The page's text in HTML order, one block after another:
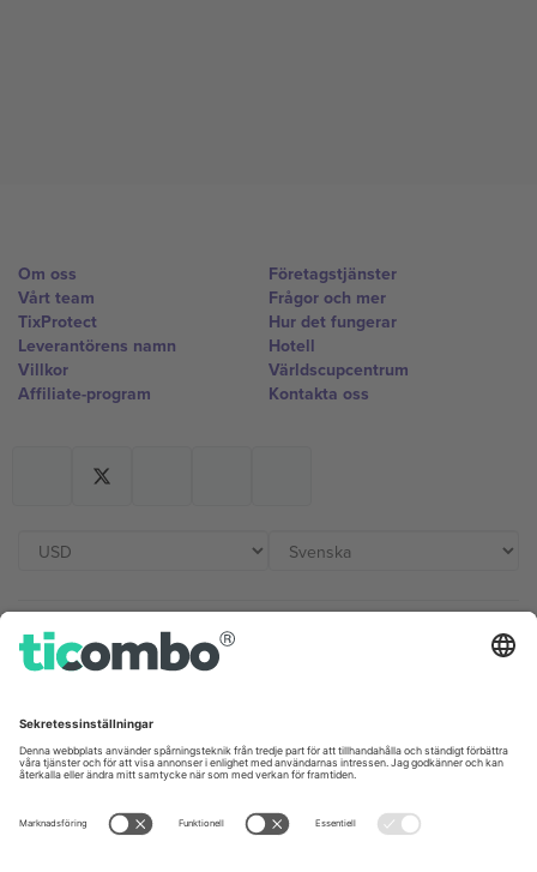
Om oss
Vårt team
TixProtect
Leverantörens namn
Villkor
Affiliate-program
Företagstjänster
Frågor och mer
Hur det fungerar
Hotell
Världscupcentrum
Kontakta oss
Kontor och support
Unter den Linden 24, 10117
Berlin, Germany
London, EC1V 1AW, United
Kingdom
United States
Switzerland